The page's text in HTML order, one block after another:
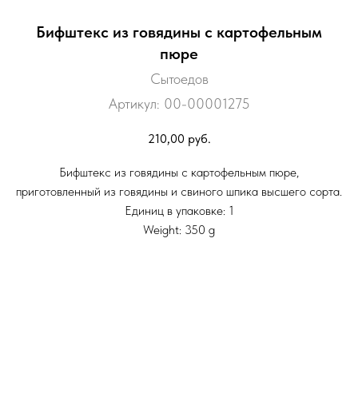
Бифштекс из говядины с картофельным
пюре
Сытоедов
Артикул: 00-00001275
210,00 руб.
Бифштекс из говядины с картофельным пюре,
приготовленный из говядины и свиного шпика высшего сорта.
Единиц в упаковке: 1
Weight: 350 g